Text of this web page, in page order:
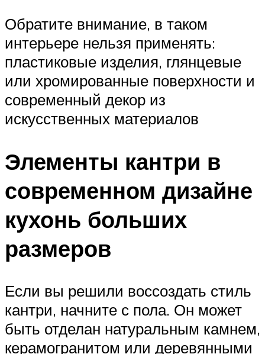
Обратите внимание, в таком
интерьере нельзя применять:
пластиковые изделия, глянцевые
или хромированные поверхности и
современный декор из
искусственных материалов
Элементы кантри в
современном дизайне
кухонь больших
размеров
Если вы решили воссоздать стиль
кантри, начните с пола. Он может
быть отделан натуральным камнем,
керамогранитом или деревянными